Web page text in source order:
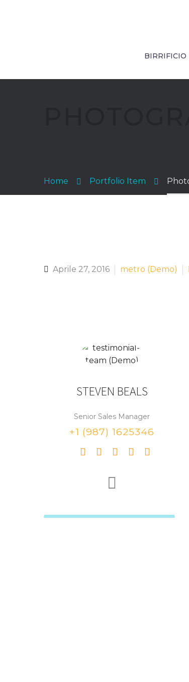
BIRRIFICIO
Home Portfolio Item
Aprile 27, 2016 metro (Demo)
STEVEN BEALS
Senior Sales Manager
+1 (987) 1625346